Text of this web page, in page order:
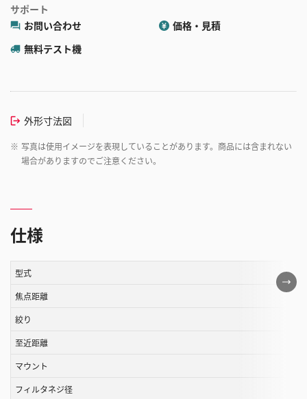
サポート
お問い合わせ
価格・見積
無料テスト機
外形寸法図
※ 写真は使用イメージを表現していることがあります。商品には含まれない
場合がありますのでご注意ください。
仕様
こ
の
型式
焦点距離
絞り
至近距離
マウント
フィルタネジ径